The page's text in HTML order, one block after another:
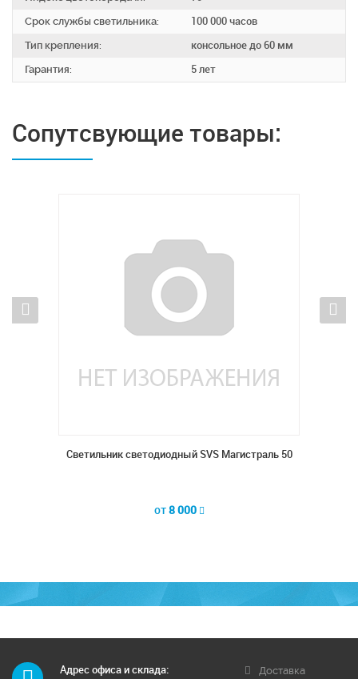
Срок службы светильника:
100 000 часов
Тип крепления:
консольное до 60 мм
Гарантия:
5 лет
Сопутсвующие товары:
Светильник светодиодный SVS Магистраль 50
от8 000
Адрес офиса и склада: Доставка